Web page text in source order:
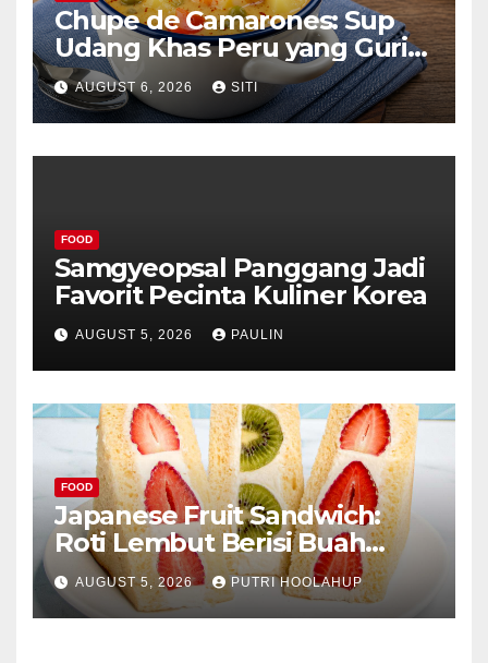
Chupe de Camarones: Sup
Udang Khas Peru yang Gurih
Lezat
AUGUST 6, 2026 SITI
FOOD
Samgyeopsal Panggang Jadi
Favorit Pecinta Kuliner Korea
AUGUST 5, 2026 PAULIN
FOOD
Japanese Fruit Sandwich:
Roti Lembut Berisi Buah
Segar yang Memikat Selera
AUGUST 5, 2026 PUTRI HOOLAHUP